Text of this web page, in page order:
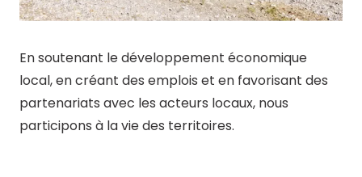
En soutenant le développement économique
local, en créant des emplois et en favorisant des
partenariats avec les acteurs locaux, nous
participons à la vie des territoires.